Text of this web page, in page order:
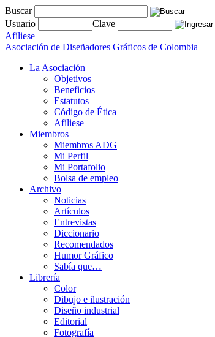
Buscar
Usuario
Clave
Afíliese
Asociación de Diseñadores Gráficos de Colombia
La Asociación
Objetivos
Beneficios
Estatutos
Código de Ética
Afíliese
Miembros
Miembros ADG
Mi Perfil
Mi Portafolio
Bolsa de empleo
Archivo
Noticias
Artículos
Entrevistas
Diccionario
Recomendados
Humor Gráfico
Sabía que…
Librería
Color
Dibujo e ilustración
Diseño industrial
Editorial
Fotografía